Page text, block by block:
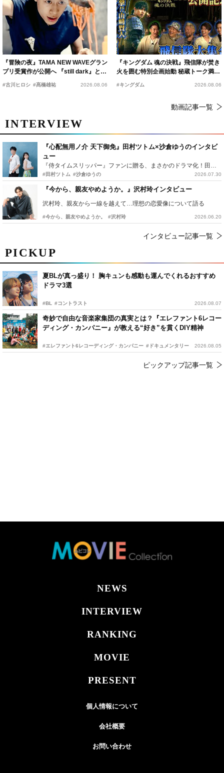
PICKUP
夏BLが真っ盛り！ 胸キュンも感動も運んでくれるおすすめ
ドラマ3選
#BL #コントラスト 2026.08.07
奇妙で自由な音楽家集団の真実とは？『エレファント6レコー
ディング・カンパニー』が教える“好き”を貫くDIY精神
#エレファント6レコーディング・カンパニー #ドキュメンタリー 2026.08.05
ピックアップ記事一覧
『冒険の夜』TAMA NEW WAVEグラン
プリ受賞作が公開へ 『still dark』と同
時上映決定
#古川ヒロシ #髙橋雄祐 2026.08.06
『キングダム 魂の決戦』飛信隊が焚き
火を囲む特別企画始動 秘蔵トーク満載
の“キングダムキャンプ”開催
#キングダム 2026.08.06
動画記事一覧
INTERVIEW
『心配無用ノ介 天下御免』田村ツトム×沙倉ゆうのインタビ
ュー
『侍タイムスリッパー』ファンに贈る、まさかのドラマ化！田村ツトム×沙倉ゆうのが語る『心配無用ノ介』撮影秘話
#田村ツトム #沙倉ゆうの 2026.07.30
『今から、親友やめようか。』沢村玲インタビュー
沢村玲、親友から一線を越えて…理想の恋愛像について語る
#今から、親友やめようか。 #沢村玲 2026.06.20
インタビュー記事一覧
NEWS
INTERVIEW
RANKING
MOVIE
PRESENT
個人情報について
会社概要
お問い合わせ